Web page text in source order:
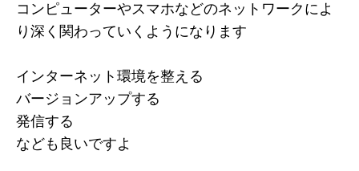
コンピューターやスマホなどのネットワークによ
り深く関わっていくようになります
インターネット環境を整える
バージョンアップする
発信する
なども良いですよ